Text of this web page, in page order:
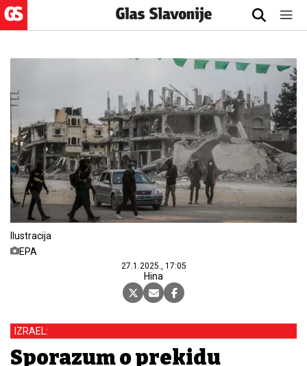
Ilustracija
EPA
27.1.2025., 17:05
Hina
IZRAEL:
Sporazum o prekidu